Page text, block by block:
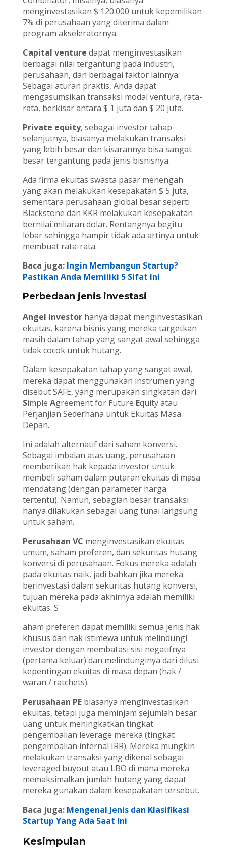
menginvestasikan $ 120.000 untuk kepemilikan
7% di perusahaan yang diterima dalam
program akseleratornya.
Capital venture dapat menginvestasikan
berbagai nilai tergantung pada industri,
perusahaan, dan berbagai faktor lainnya.
Sebagai aturan praktis, Anda dapat
mengasumsikan transaksi modal ventura, rata-
rata, berkisar antara $ 1 juta dan $ 20 juta.
Private equity, sebagai investor tahap
selanjutnya, biasanya melakukan transaksi
yang lebih besar dan kisarannya bisa sangat
besar tergantung pada jenis bisnisnya.
Ada firma ekuitas swasta pasar menengah
yang akan melakukan kesepakatan $ 5 juta,
sementara perusahaan global besar seperti
Blackstone dan KKR melakukan kesepakatan
bernilai miliaran dolar. Rentangnya begitu
lebar sehingga hampir tidak ada artinya untuk
membuat rata-rata.
Baca juga: Ingin Membangun Startup?
Pastikan Anda Memiliki 5 Sifat Ini
Perbedaan jenis investasi
Angel investorhanya dapat menginvestasikan
ekuitas, karena bisnis yang mereka targetkan
masih dalam tahap yang sangat awal sehingga
tidak cocok untuk hutang.
Dalam kesepakatan tahap yang sangat awal,
mereka dapat menggunakan instrumen yang
disebut SAFE, yang merupakan singkatan dari
Simple Agreement for Future Equity atau
Perjanjian Sederhana untuk Ekuitas Masa
Depan.
Ini adalah alternatif dari saham konversi.
Sebagai imbalan atas uang, perusahaan
memberikan hak kepada investor untuk
membeli saham dalam putaran ekuitas di masa
mendatang (dengan parameter harga
tertentu). Namun, sebagian besar transaksi
hanya dilakukan sebagai uang tunai langsung
untuk saham.
Perusahaan VC menginvestasikan ekuitas
umum, saham preferen, dan sekuritas hutang
konversi di perusahaan. Fokus mereka adalah
pada ekuitas naik, jadi bahkan jika mereka
berinvestasi dalam sekuritas hutang konversi,
tujuan mereka pada akhirnya adalah memiliki
ekuitas. S
aham preferen dapat memiliki semua jenis hak
khusus dan hak istimewa untuk melindungi
investor dengan membatasi sisi negatifnya
(pertama keluar) dan melindunginya dari dilusi
kepentingan ekuitas di masa depan (hak /
waran / ratchets).
Perusahaan PEbiasanya menginvestasikan
ekuitas, tetapi juga meminjam sejumlah besar
uang untuk meningkatkan tingkat
pengembalian leverage mereka (tingkat
pengembalian internal IRR). Mereka mungkin
melakukan transaksi yang dikenal sebagai
leveraged buyout atau LBO di mana mereka
memaksimalkan jumlah hutang yang dapat
mereka gunakan dalam kesepakatan tersebut.
Baca juga: Mengenal Jenis dan Klasifikasi
Startup Yang Ada Saat Ini
Kesimpulan